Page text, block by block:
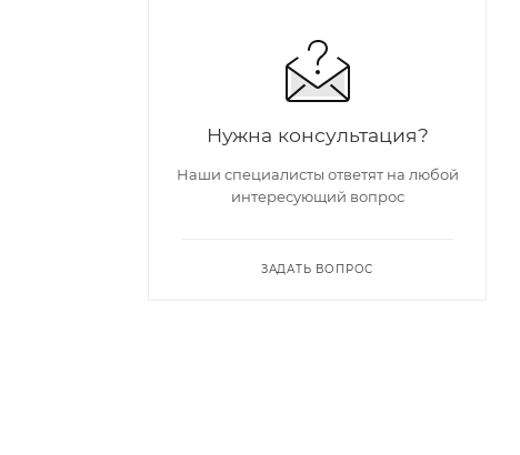
Нужна консультация?
Наши специалисты ответят на любой
интересующий вопрос
ЗАДАТЬ ВОПРОС